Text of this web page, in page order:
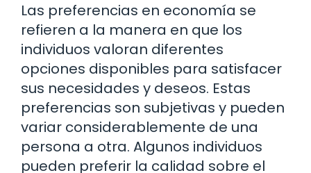
Las preferencias en economía se
refieren a la manera en que los
individuos valoran diferentes
opciones disponibles para satisfacer
sus necesidades y deseos. Estas
preferencias son subjetivas y pueden
variar considerablemente de una
persona a otra. Algunos individuos
pueden preferir la calidad sobre el